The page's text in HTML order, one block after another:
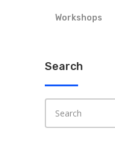
Workshops
Search